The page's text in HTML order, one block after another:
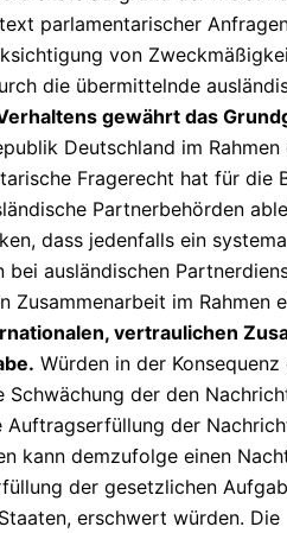
parlamentarischer
von
die übermittelnde
gewährt das
Deutschland im
Fragerecht hat für die
Partnerbehörden
dass jedenfalls ein
bei ausländischen
Zusammenarbeit im
vertraulichen
Würden in der
Schwächung der den
der
kann demzufolge einen
der gesetzlichen
erschwert würden. Die